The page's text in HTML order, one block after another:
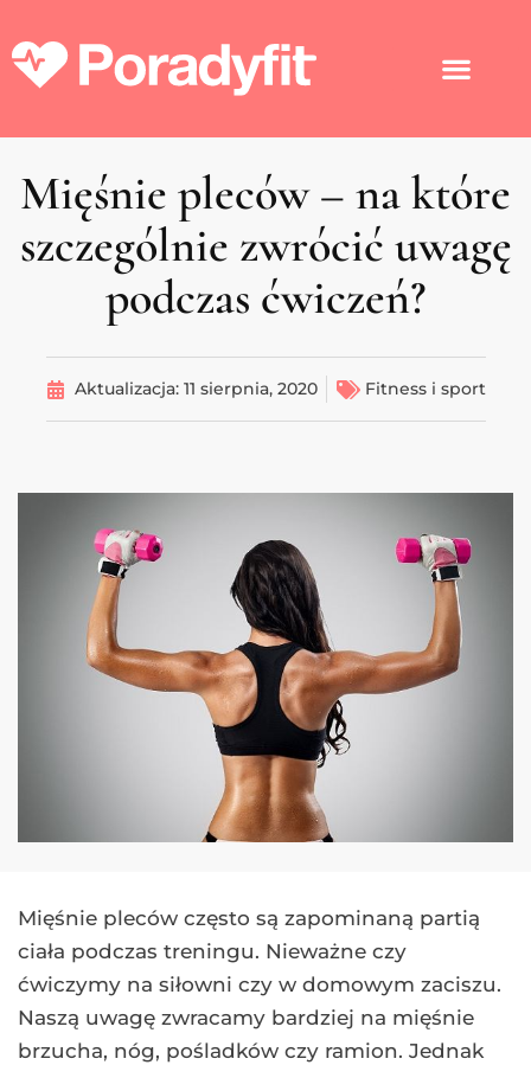
Mięśnie pleców – na które
szczególnie zwrócić uwagę
podczas ćwiczeń?
Aktualizacja: 11 sierpnia, 2020 Fitness i sport
Mięśnie pleców często są zapominaną partią
ciała podczas treningu. Nieważne czy
ćwiczymy na siłowni czy w domowym zaciszu.
Naszą uwagę zwracamy bardziej na mięśnie
brzucha, nóg, pośladków czy ramion. Jednak